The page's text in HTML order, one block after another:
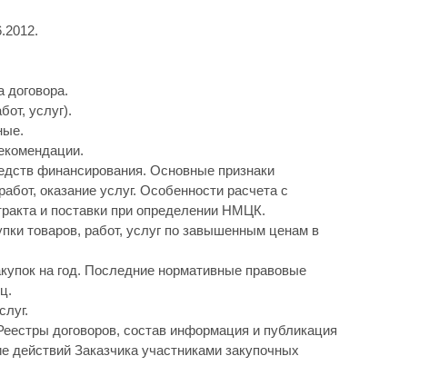
договора.
услуг).
финансирования. Основные признаки
оказание услуг. Особенности расчета с
и поставки при определении НМЦК.
товаров, работ, услуг по завышенным ценам в
на год. Последние нормативные правовые
договоров, состав информация и публикация
Заказчика участниками закупочных